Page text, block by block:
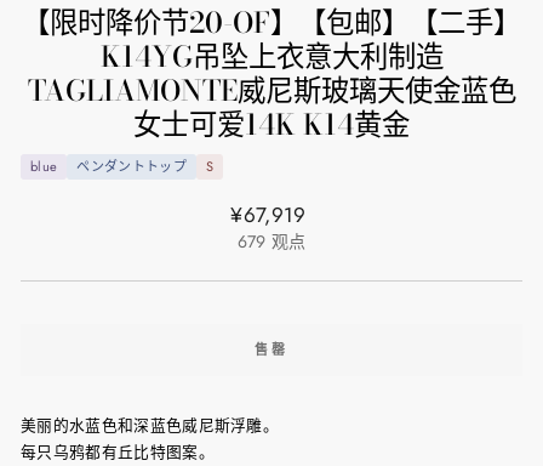
【限时降价节20-OF】【包邮】【二手】
K14YG吊坠上衣意大利制造
TAGLIAMONTE威尼斯玻璃天使金蓝色
女士可爱14K K14黄金
blue ペンダントトップ S
正
常
¥67,919
679 观点
售罄
美丽的水蓝色和深蓝色威尼斯浮雕。
每只乌鸦都有丘比特图案。